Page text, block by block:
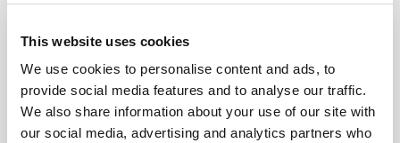
This website uses cookies
We use cookies to personalise content and ads, to
provide social media features and to analyse our traffic.
We also share information about your use of our site with
our social media, advertising and analytics partners who